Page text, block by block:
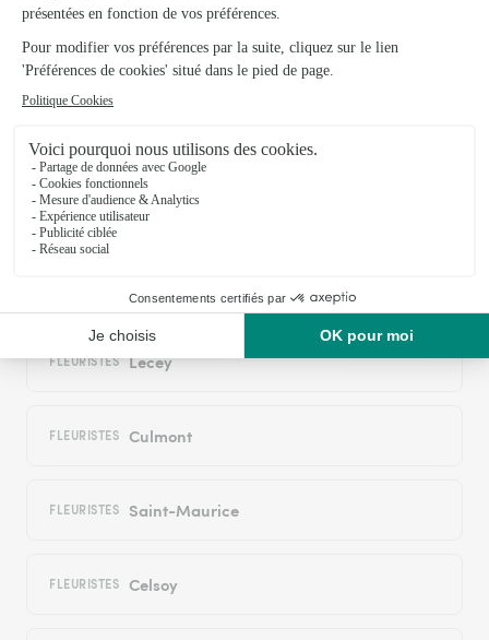
17/07/2026
Livraison de fleurs à Chatenay-Vaudin et
autour : les villes proches couvertes par le
réseau Interflora
FLEURISTES Lecey
FLEURISTES Culmont
FLEURISTES Saint-Maurice
FLEURISTES Celsoy